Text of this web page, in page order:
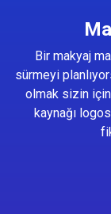
Bir makyaj
sürmeyi
olmak sizin
kaynağı